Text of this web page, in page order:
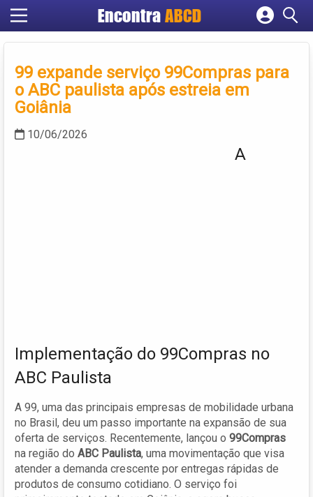
EncontraABCD
Cadastrar empresa
Criar conta
99 expande serviço 99Compras para
o ABC paulista após estreia em
Goiânia
10/06/2026
A
Implementação do 99Compras no
ABC Paulista
A 99, uma das principais empresas de mobilidade urbana
no Brasil, deu um passo importante na expansão de sua
oferta de serviços. Recentemente, lançou o 99Compras
na região do ABC Paulista, uma movimentação que visa
atender a demanda crescente por entregas rápidas de
produtos de consumo cotidiano. O serviço foi